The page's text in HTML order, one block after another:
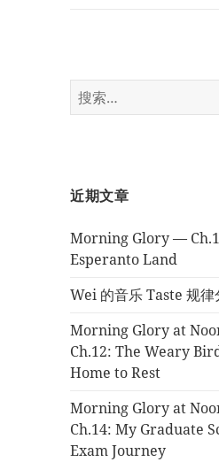
搜
索：
近期文章
Morning Glory —
Esperanto Land
Wei 的音乐 Taste 规律
Morning Glory at
Ch.12: The Weary
Home to Rest
Morning Glory at
Ch.14: My Graduate
Exam Journey